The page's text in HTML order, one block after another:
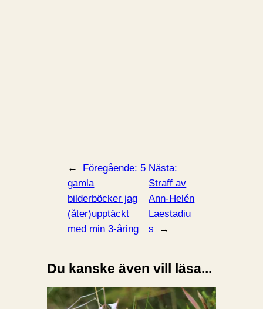
← Föregående: 5
gamla
bilderböcker jag
(åter)upptäckt
med min 3-åring
Nästa:
Straff av
Ann-Helén
Laestadiu
s
→
Du kanske även vill läsa...